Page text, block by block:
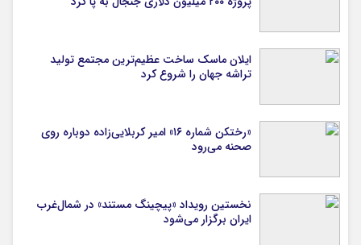
ایلان ماسک ساخت عظیم‌ترین مجتمع تولید
تراشه جهان را شروع کرد
«رختکن شماره ۱۶» امیر کربلایی‌زاده دوباره روی
صحنه می‌رود
نخستین رویداد «پیچینگ مستند» در شمال‌غرب
ایران برگزار می‌شود